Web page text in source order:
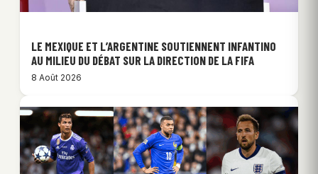
LE MEXIQUE ET L’ARGENTINE SOUTIENNENT INFANTINO
AU MILIEU DU DÉBAT SUR LA DIRECTION DE LA FIFA
8 Août 2026